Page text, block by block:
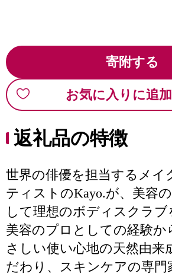
寄附する
お気に入りに追
返礼品の特徴
世界の俳優を担当するメイ
ティストのKayo.が、美容
して理想のボディスクラブ
美容のプロとしての経験か
さしい使い心地の天然由来
だわり、スキンケアの専門